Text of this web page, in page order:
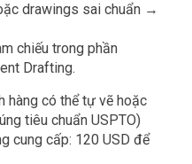
drawings sai chuẩn →
chiếu trong phần
Drafting.
hàng có thể tự vẽ hoặc
tiêu chuẩn USPTO)
cung cấp: 120 USD để